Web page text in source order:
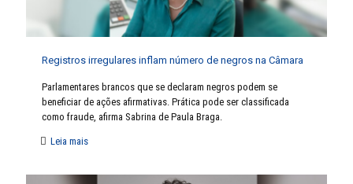
Registros irregulares inflam número de negros na Câmara
Parlamentares brancos que se declaram negros podem se
beneficiar de ações afirmativas. Prática pode ser classificada
como fraude, afirma Sabrina de Paula Braga.
Leia mais